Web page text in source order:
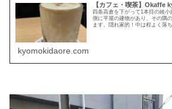
【カフェ・喫茶】Okaffe
四条高倉を下がって1本目の綾
側に平屋の建物があり、その隅
ます。隠れ家的！中は程よく落
kyomokidaore.com